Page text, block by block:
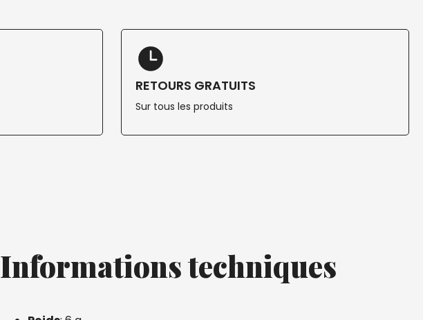
RETOURS GRATUITS
Sur tous les produits
Informations techniques